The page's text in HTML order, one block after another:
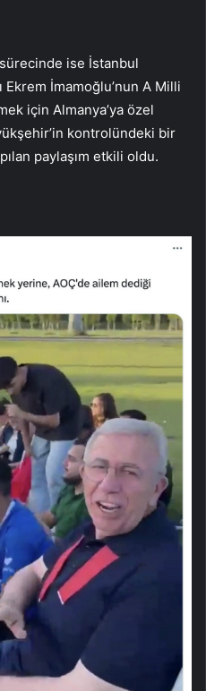
ise İstanbul
İmamoğlu’nun A Milli
için Almanya’ya özel
kontrolündeki bir
paylaşım etkili oldu.